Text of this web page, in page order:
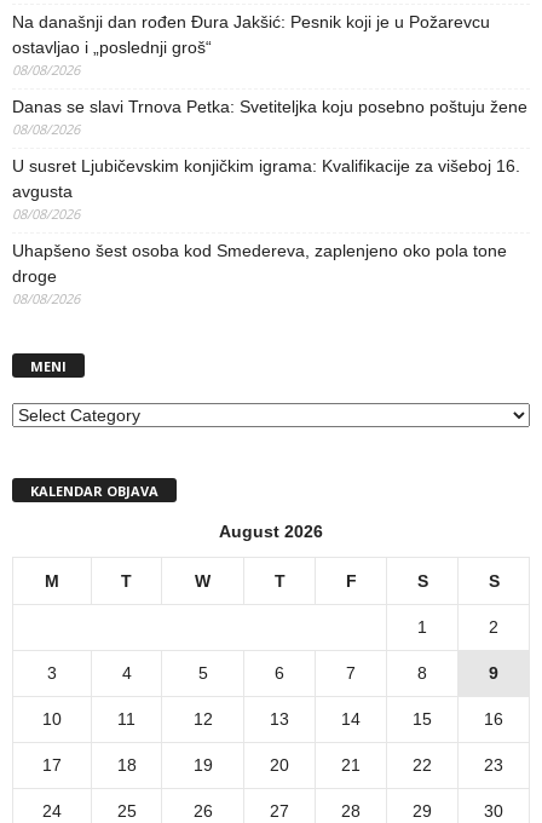
Na današnji dan rođen Đura Jakšić: Pesnik koji je u Požarevcu
ostavljao i „poslednji groš“
08/08/2026
Danas se slavi Trnova Petka: Svetiteljka koju posebno poštuju žene
08/08/2026
U susret Ljubičevskim konjičkim igrama: Kvalifikacije za višeboj 16.
avgusta
08/08/2026
Uhapšeno šest osoba kod Smedereva, zaplenjeno oko pola tone
droge
08/08/2026
MENI
MENI
KALENDAR OBJAVA
August 2026
M T W T F S S
1 2
3 4 5 6 7 8 9
10 11 12 13 14 15 16
17 18 19 20 21 22 23
24 25 26 27 28 29 30